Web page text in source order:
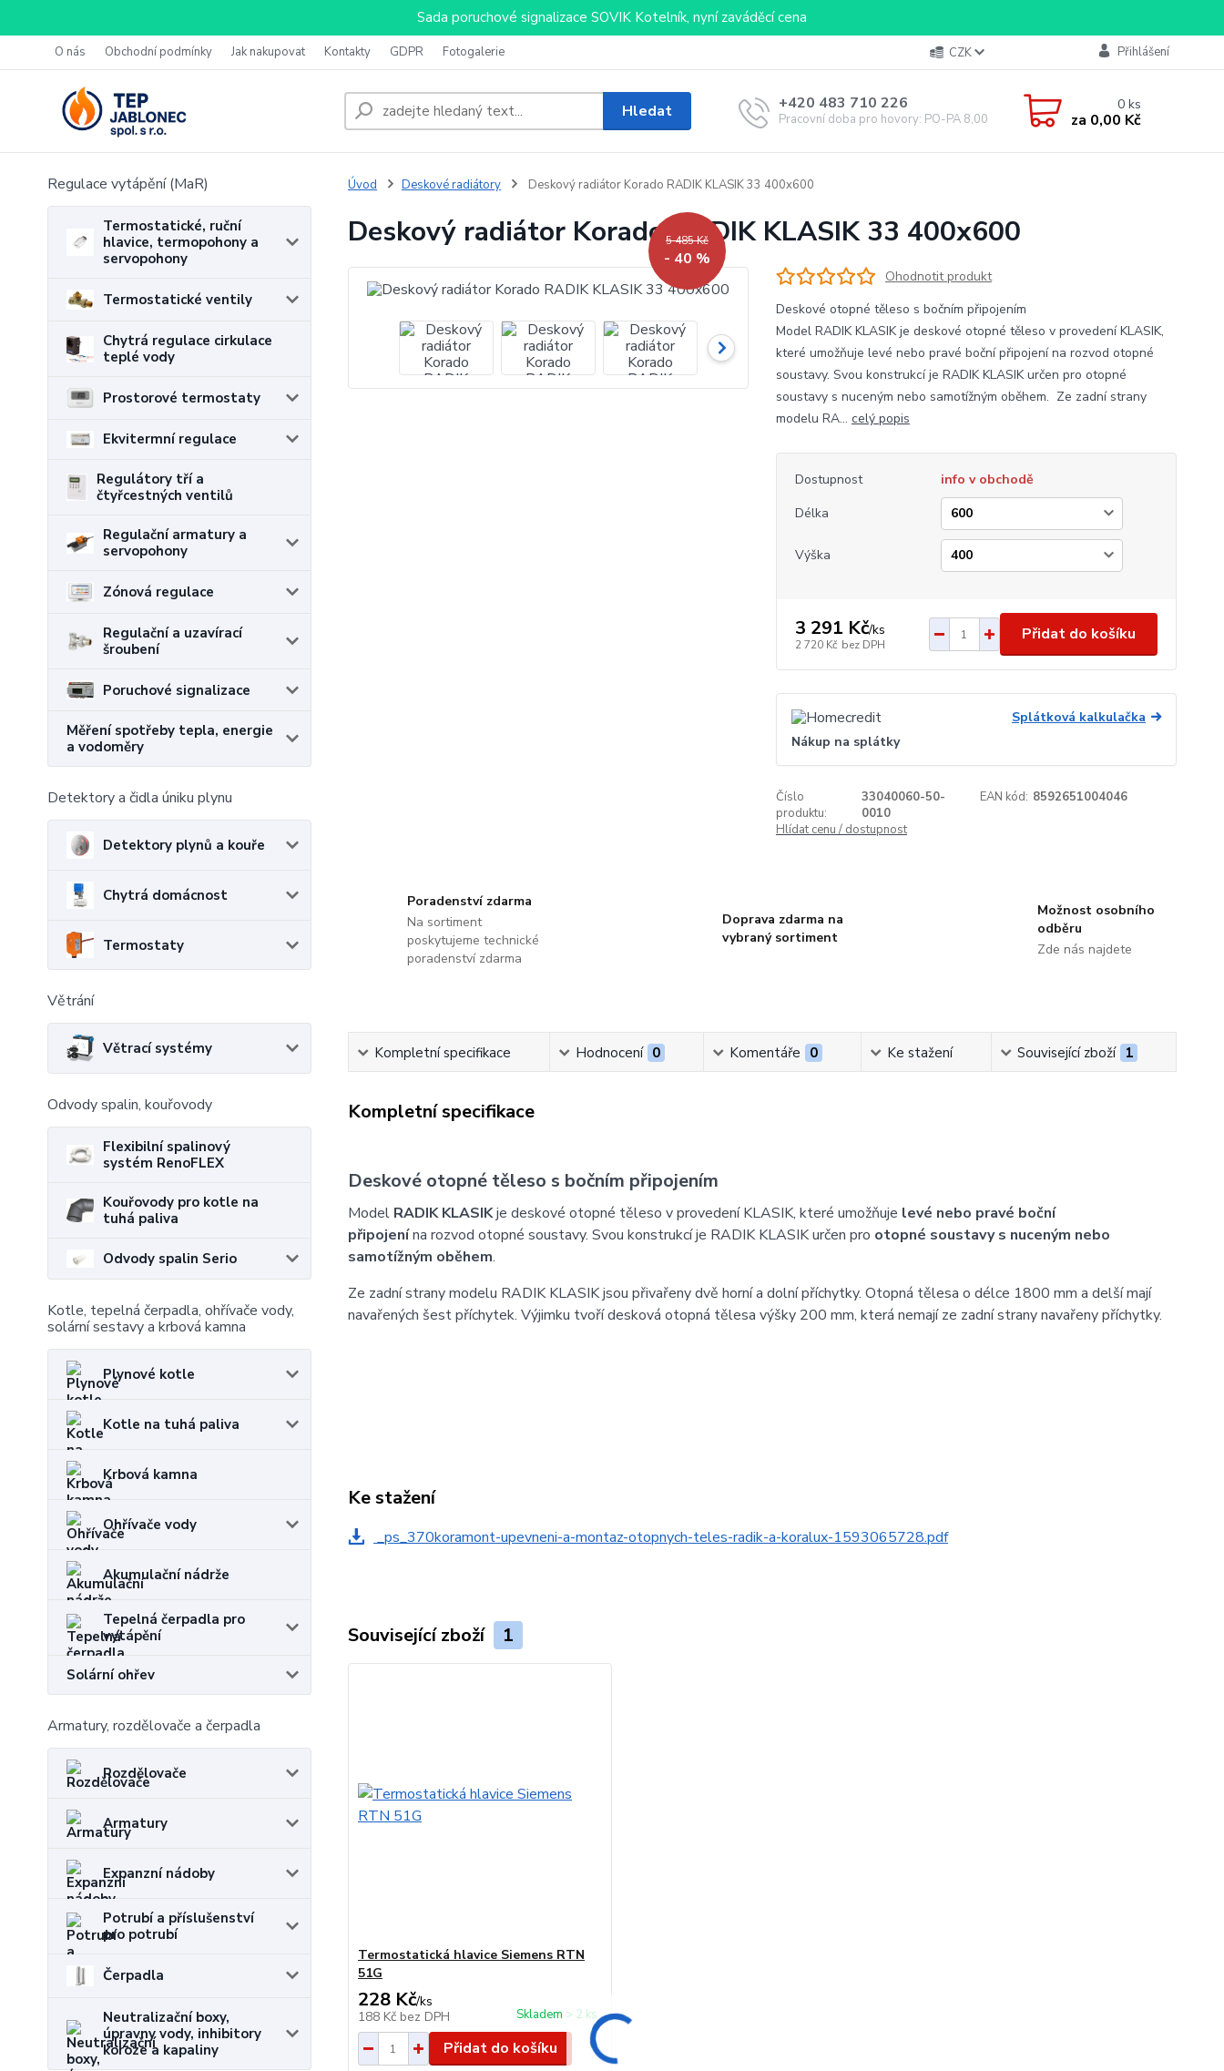
Sada poruchové signalizace SOVIK Kotelník, nyní zaváděcí cena
O nás Obchodní podmínky Jak nakupovat Kontakty GDPR Fotogalerie CZK Přihlášení
Hledat +420 483 710 226
Pracovní doba pro hovory: PO-PA 8,00-16,00
0ks
za 0,00 Kč
Regulace vytápění (MaR)
Termostatické, ruční
hlavice, termopohony a
servopohony
Termostatické ventily
Chytrá regulace cirkulace
teplé vody
Prostorové termostaty
Ekvitermní regulace
Regulátory tří a
čtyřcestných ventilů
Regulační armatury a
servopohony
Zónová regulace
Regulační a uzavírací
šroubení
Poruchové signalizace
Měření spotřeby tepla, energie
a vodoměry
Detektory a čidla úniku plynu
Detektory plynů a kouře
Chytrá domácnost
Termostaty
Větrání
Větrací systémy
Odvody spalin, kouřovody
Flexibilní spalinový
systém RenoFLEX
Kouřovody pro kotle na
tuhá paliva
Odvody spalin Serio
Kotle, tepelná čerpadla, ohřívače vody,
solární sestavy a krbová kamna
Plynové kotle
Kotle na tuhá paliva
Krbová kamna
Ohřívače vody
Akumulační nádrže
Tepelná čerpadla pro
vytápění
Solární ohřev
Armatury, rozdělovače a čerpadla
Rozdělovače
Armatury
Expanzní nádoby
Potrubí a příslušenství
pro potrubí
Čerpadla
Neutralizační boxy,
úpravny vody, inhibitory
koroze a kapaliny
Úvod Deskové radiátory Deskový radiátor Korado RADIK KLASIK 33 400x600
Deskový radiátor Korado RADIK KLASIK 33 400x600
5 485 Kč
- 40 %
Ohodnotit produkt
Deskové otopné těleso s bočním připojením
Model RADIK KLASIK je deskové otopné těleso v provedení KLASIK,
které umožňuje levé nebo pravé boční připojení na rozvod otopné
soustavy. Svou konstrukcí je RADIK KLASIK určen pro otopné
soustavy s nuceným nebo samotížným oběhem. Ze zadní strany
modelu RA... celý popis
Dostupnost
info v obchodě
Délka
Výška
3 291 Kč/ks
2 720 Kč bez DPH
Přidat do košíku
Splátková kalkulačka
Nákup na splátky
Číslo
produktu:
33040060-50-
0010
EAN kód: 8592651004046
Hlídat cenu / dostupnost
Poradenství zdarma
Na sortiment
poskytujeme technické
poradenství zdarma
Doprava zdarma na
vybraný sortiment
Možnost osobního
odběru
Zde nás najdete
Kompletní specifikace Hodnocení 0 Komentáře 0 Ke stažení Související zboží 1
Kompletní specifikace
Deskové otopné těleso s bočním připojením
Model RADIK KLASIKje deskové otopné těleso v provedení KLASIK, které umožňuje levé nebo pravé boční
připojenína rozvod otopné soustavy. Svou konstrukcí je RADIK KLASIK určen pro otopné soustavy s nuceným nebo
samotížným oběhem.
Ze zadní strany modelu RADIK KLASIK jsou přivařeny dvě horní a dolní příchytky. Otopná tělesa o délce 1800 mm a delší mají
navařených šest příchytek. Výjimku tvoří desková otopná tělesa výšky 200 mm, která nemají ze zadní strany navařeny příchytky.
Ke stažení
_ps_370koramont-upevneni-a-montaz-otopnych-teles-radik-a-koralux-1593065728.pdf
Související zboží 1
Termostatická hlavice Siemens RTN
51G
228 Kč/ks
188 Kč bez DPH Skladem > 2 ks
Přidat do košíku